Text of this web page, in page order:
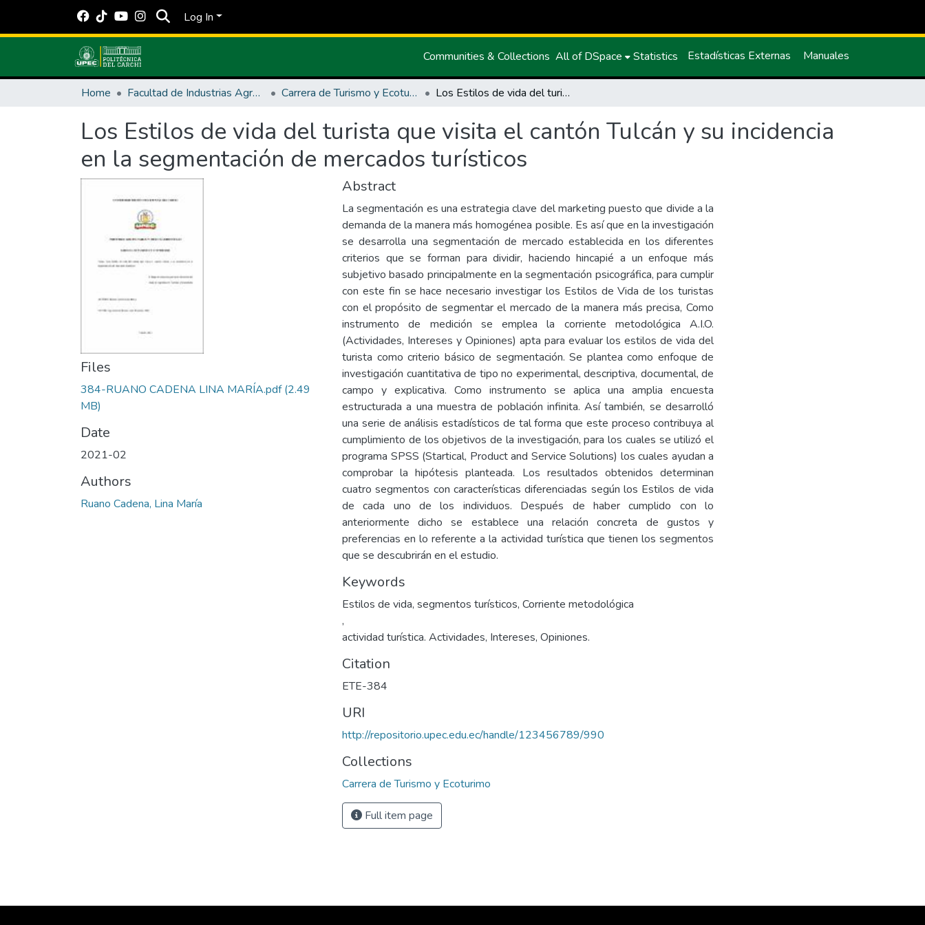
Log In
Communities & Collections All of DSpace Statistics Estadísticas Externas Manuales
Home Facultad de Industrias Agropecuarias y Ciencias Ambientales Carrera de Turismo y Ecoturimo Los Estilos de vida del turista que visita el cantón Tulcán y su incidencia en la segmentación de mercados turísticos
Los Estilos de vida del turista que visita el cantón Tulcán y su incidencia
en la segmentación de mercados turísticos
Files
384-RUANO CADENA LINA MARÍA.pdf(2.49
MB)
Date
2021-02
Authors
Ruano Cadena, Lina María
Abstract
La segmentación es una estrategia clave del marketing puesto que divide a la
demanda de la manera más homogénea posible. Es así que en la investigación
se desarrolla una segmentación de mercado establecida en los diferentes
criterios que se forman para dividir, haciendo hincapié a un enfoque más
subjetivo basado principalmente en la segmentación psicográfica, para cumplir
con este fin se hace necesario investigar los Estilos de Vida de los turistas
con el propósito de segmentar el mercado de la manera más precisa, Como
instrumento de medición se emplea la corriente metodológica A.I.O.
(Actividades, Intereses y Opiniones) apta para evaluar los estilos de vida del
turista como criterio básico de segmentación. Se plantea como enfoque de
investigación cuantitativa de tipo no experimental, descriptiva, documental, de
campo y explicativa. Como instrumento se aplica una amplia encuesta
estructurada a una muestra de población infinita. Así también, se desarrolló
una serie de análisis estadísticos de tal forma que este proceso contribuya al
cumplimiento de los objetivos de la investigación, para los cuales se utilizó el
programa SPSS (Startical, Product and Service Solutions) los cuales ayudan a
comprobar la hipótesis planteada. Los resultados obtenidos determinan
cuatro segmentos con características diferenciadas según los Estilos de vida
de cada uno de los individuos. Después de haber cumplido con lo
anteriormente dicho se establece una relación concreta de gustos y
preferencias en lo referente a la actividad turística que tienen los segmentos
que se descubrirán en el estudio.
Keywords
Estilos de vida, segmentos turísticos, Corriente metodológica
,
actividad turística. Actividades, Intereses, Opiniones.
Citation
ETE-384
URI
http://repositorio.upec.edu.ec/handle/123456789/990
Collections
Carrera de Turismo y Ecoturimo
Full item page